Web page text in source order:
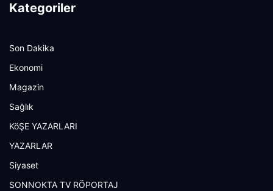
Kategoriler
Son Dakika
Ekonomi
Magazin
Sağlık
KöŞE YAZARLARI
YAZARLAR
Siyaset
SONNOKTA TV RÖPORTAJ